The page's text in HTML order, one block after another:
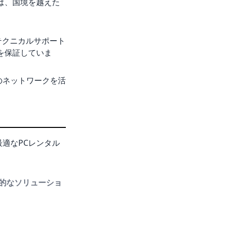
ニカルサポート
証していま
ットワークを活
なPCレンタル
なソリューショ